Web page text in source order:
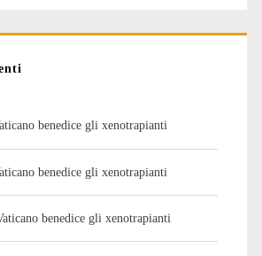
benedice gli xenotrapianti
benedice gli xenotrapianti
benedice gli xenotrapianti